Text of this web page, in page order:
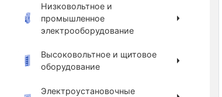
Низковольтное и
промышленное
электрооборудование
Высоковольтное и щитовое
оборудование
Электроустановочные